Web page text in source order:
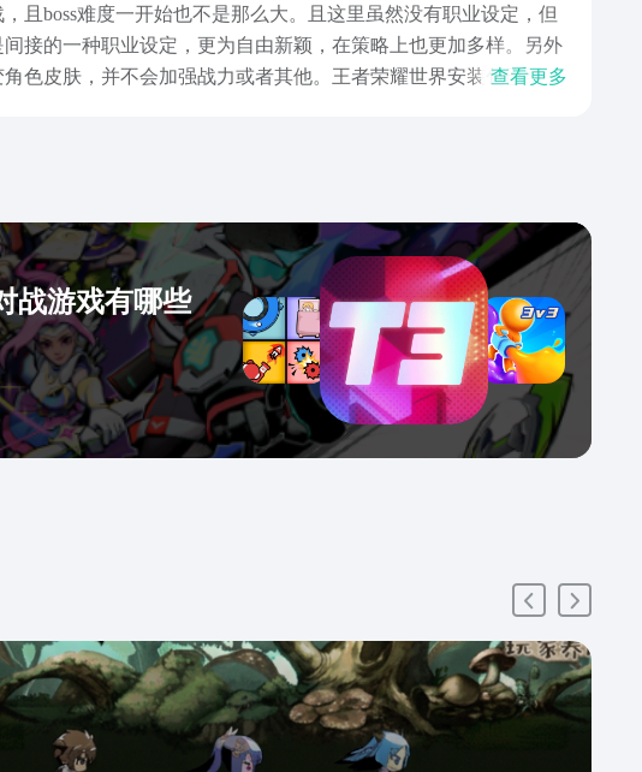
且boss难度一开始也不是那么大。且这里虽然没有职业设定，但
接的一种职业设定，更为自由新颖，在策略上也更加多样。另外
色皮肤，并不会加强战力或者其他。王者荣耀世界安装包已经分
查看更多
战游戏有哪些